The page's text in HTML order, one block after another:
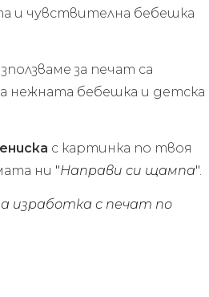
и чувствителна бебешка
за печат са
нежната бебешка и детска
с картинка по твоя
ни "Направи си щампа"
изработка с печат по